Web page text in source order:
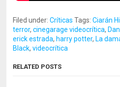
Filed under:Críticas Tags:Ciarán
terror,cinegarage videocrítica,
erick estrada, harry potter, La
Black,videocrítica
RELATED POSTS